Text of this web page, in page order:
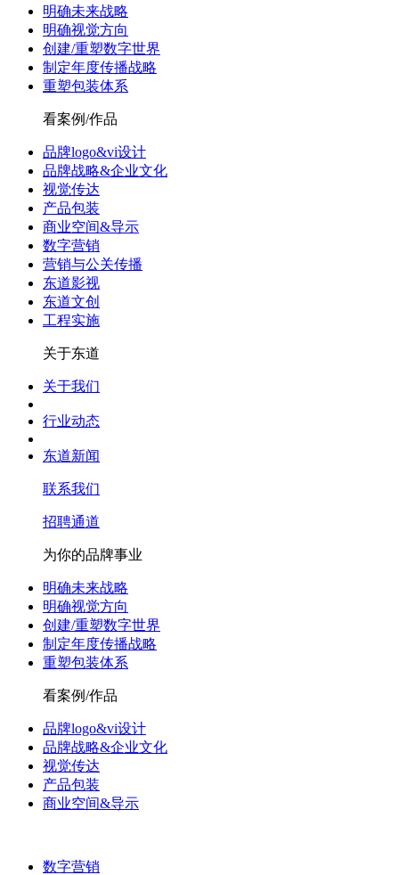
明确未来战略
明确视觉方向
创建/重塑数字世界
制定年度传播战略
重塑包装体系
看案例/作品
品牌logo&vi设计
品牌战略&企业文化
视觉传达
产品包装
商业空间&导示
数字营销
营销与公关传播
东道影视
东道文创
工程实施
关于东道
关于我们
行业动态
东道新闻
联系我们
招聘通道
为你的品牌事业
明确未来战略
明确视觉方向
创建/重塑数字世界
制定年度传播战略
重塑包装体系
看案例/作品
品牌logo&vi设计
品牌战略&企业文化
视觉传达
产品包装
商业空间&导示
数字营销